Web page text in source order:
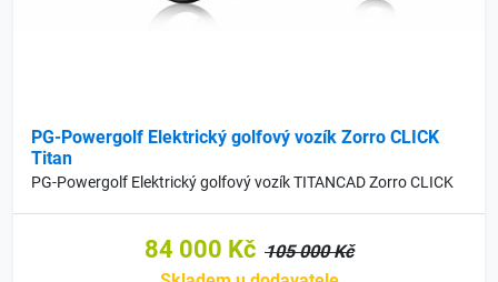
PG-Powergolf Elektrický golfový vozík Zorro CLICK
Titan
PG-Powergolf Elektrický golfový vozík TITANCAD Zorro CLICK
84 000 Kč 105 000 Kč